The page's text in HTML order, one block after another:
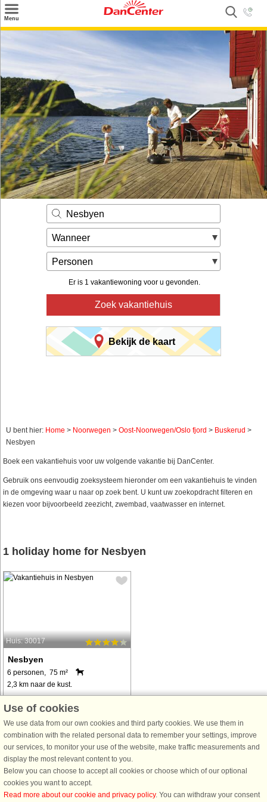
Menu
Informatie over
Service
Kontakt
Nesbyen
Wanneer
Personen
Er is 1 vakantiewoning voor u gevonden.
Zoek vakantiehuis
Bekijk de kaart
U bent hier: Home > Noorwegen > Oost-Noorwegen/Oslo fjord > Buskerud >
Nesbyen
Boek een vakantiehuis voor uw volgende vakantie bij DanCenter.
Gebruik ons eenvoudig zoeksysteem hieronder om een vakantiehuis te vinden
in de omgeving waar u naar op zoek bent. U kunt uw zoekopdracht filteren en
kiezen voor bijvoorbeeld zeezicht, zwembad, vaatwasser en internet.
1 holiday home for Nesbyen
Huis: 30017
Nesbyen
6 personen, 75 m²
2,3 km naar de kust.
Gemütliche Hütte, 15 km außerhalb
Personen. Liegt eingebettet in einen
Birkenwald, auf einem sonnigen
Naturgrundstück von 1000 m²
Größe, mit Blick in Richtung des
idyllischen ...
van € 648
Use of cookies
We use data from our own cookies and third party cookies. We use them in
combination with the related personal data to remember your settings, improve
our services, to monitor your use of the website, make traffic measurements and
display the most relevant content to you.
Below you can choose to accept all cookies or choose which of our optional
cookies you want to accept.
Read more about our cookie and privacy policy. You can withdraw your consent